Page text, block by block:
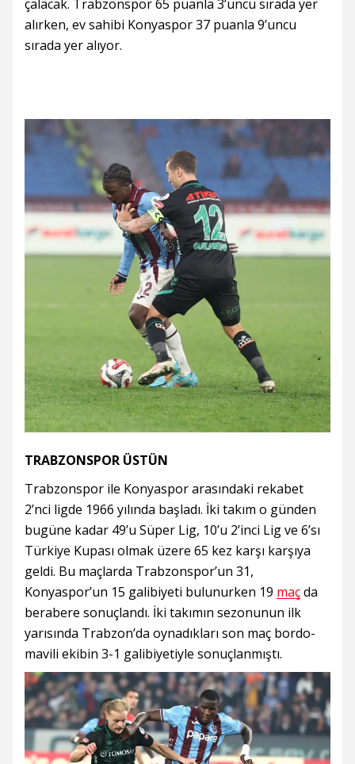
çalacak. Trabzonspor 65 puanla 3’üncü sırada yer
alırken, ev sahibi Konyaspor 37 puanla 9’uncu
sırada yer alıyor.
TRABZONSPOR ÜSTÜN
Trabzonspor ile Konyaspor arasındaki rekabet
2’nci ligde 1966 yılında başladı. İki takım o günden
bugüne kadar 49’u Süper Lig, 10’u 2’inci Lig ve 6’sı
Türkiye Kupası olmak üzere 65 kez karşı karşıya
geldi. Bu maçlarda Trabzonspor’un 31,
Konyaspor’un 15 galibiyeti bulunurken 19 maçda
berabere sonuçlandı. İki takımın sezonunun ilk
yarısında Trabzon’da oynadıkları son maç bordo-
mavili ekibin 3-1 galibiyetiyle sonuçlanmıştı.